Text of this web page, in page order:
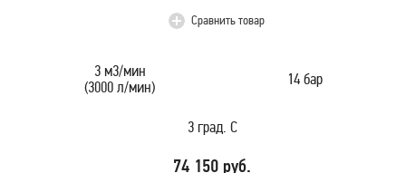
Сравнить товар
3 м3/мин
(3000 л/мин)
14 бар
3 град. С
74 150 руб.